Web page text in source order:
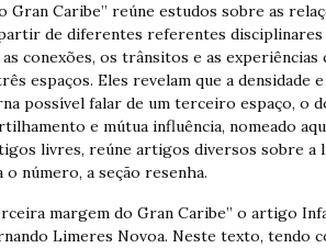
Gran Caribe” reúne estudos sobre as
de diferentes referentes
conexões, os trânsitos e as
espaços. Eles revelam que a densidade
possível falar de um terceiro espaço, o
e mútua influência, nomeado
livres, reúne artigos diversos sobre a
o número, a seção resenha.
margem do Gran Caribe” o artigo
Limeres Novoa. Neste texto, tendo